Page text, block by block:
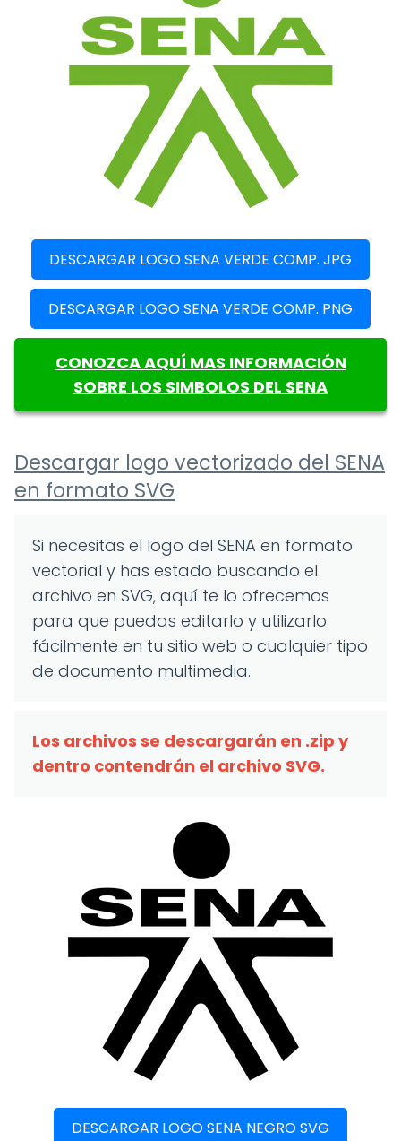
DESCARGAR LOGO SENA VERDE COMP. JPG
DESCARGAR LOGO SENA VERDE COMP. PNG
CONOZCA AQUÍ MAS INFORMACIÓN
SOBRE LOS SIMBOLOS DEL SENA
Descargar logo vectorizado del SENA
en formato SVG
Si necesitas el logo del SENA en formato
vectorial y has estado buscando el
archivo en SVG, aquí te lo ofrecemos
para que puedas editarlo y utilizarlo
fácilmente en tu sitio web o cualquier tipo
de documento multimedia.
Los archivos se descargarán en .zip y
dentro contendrán el archivo SVG.
DESCARGAR LOGO SENA NEGRO SVG